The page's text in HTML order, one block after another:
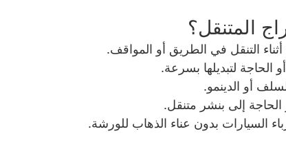
المتنقل؟
التنقل في الطريق أو المواقف.
الحاجة لتبديلها بسرعة.
أو الدينمو.
إلى بنشر متنقل.
السيارات بدون عناء الذهاب للورشة.